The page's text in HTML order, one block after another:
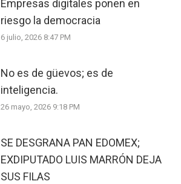
Empresas digitales ponen en
riesgo la democracia
6 julio, 2026 8:47 PM
No es de güevos; es de
inteligencia.
26 mayo, 2026 9:18 PM
SE DESGRANA PAN EDOMEX;
EXDIPUTADO LUIS MARRÓN DEJA
SUS FILAS